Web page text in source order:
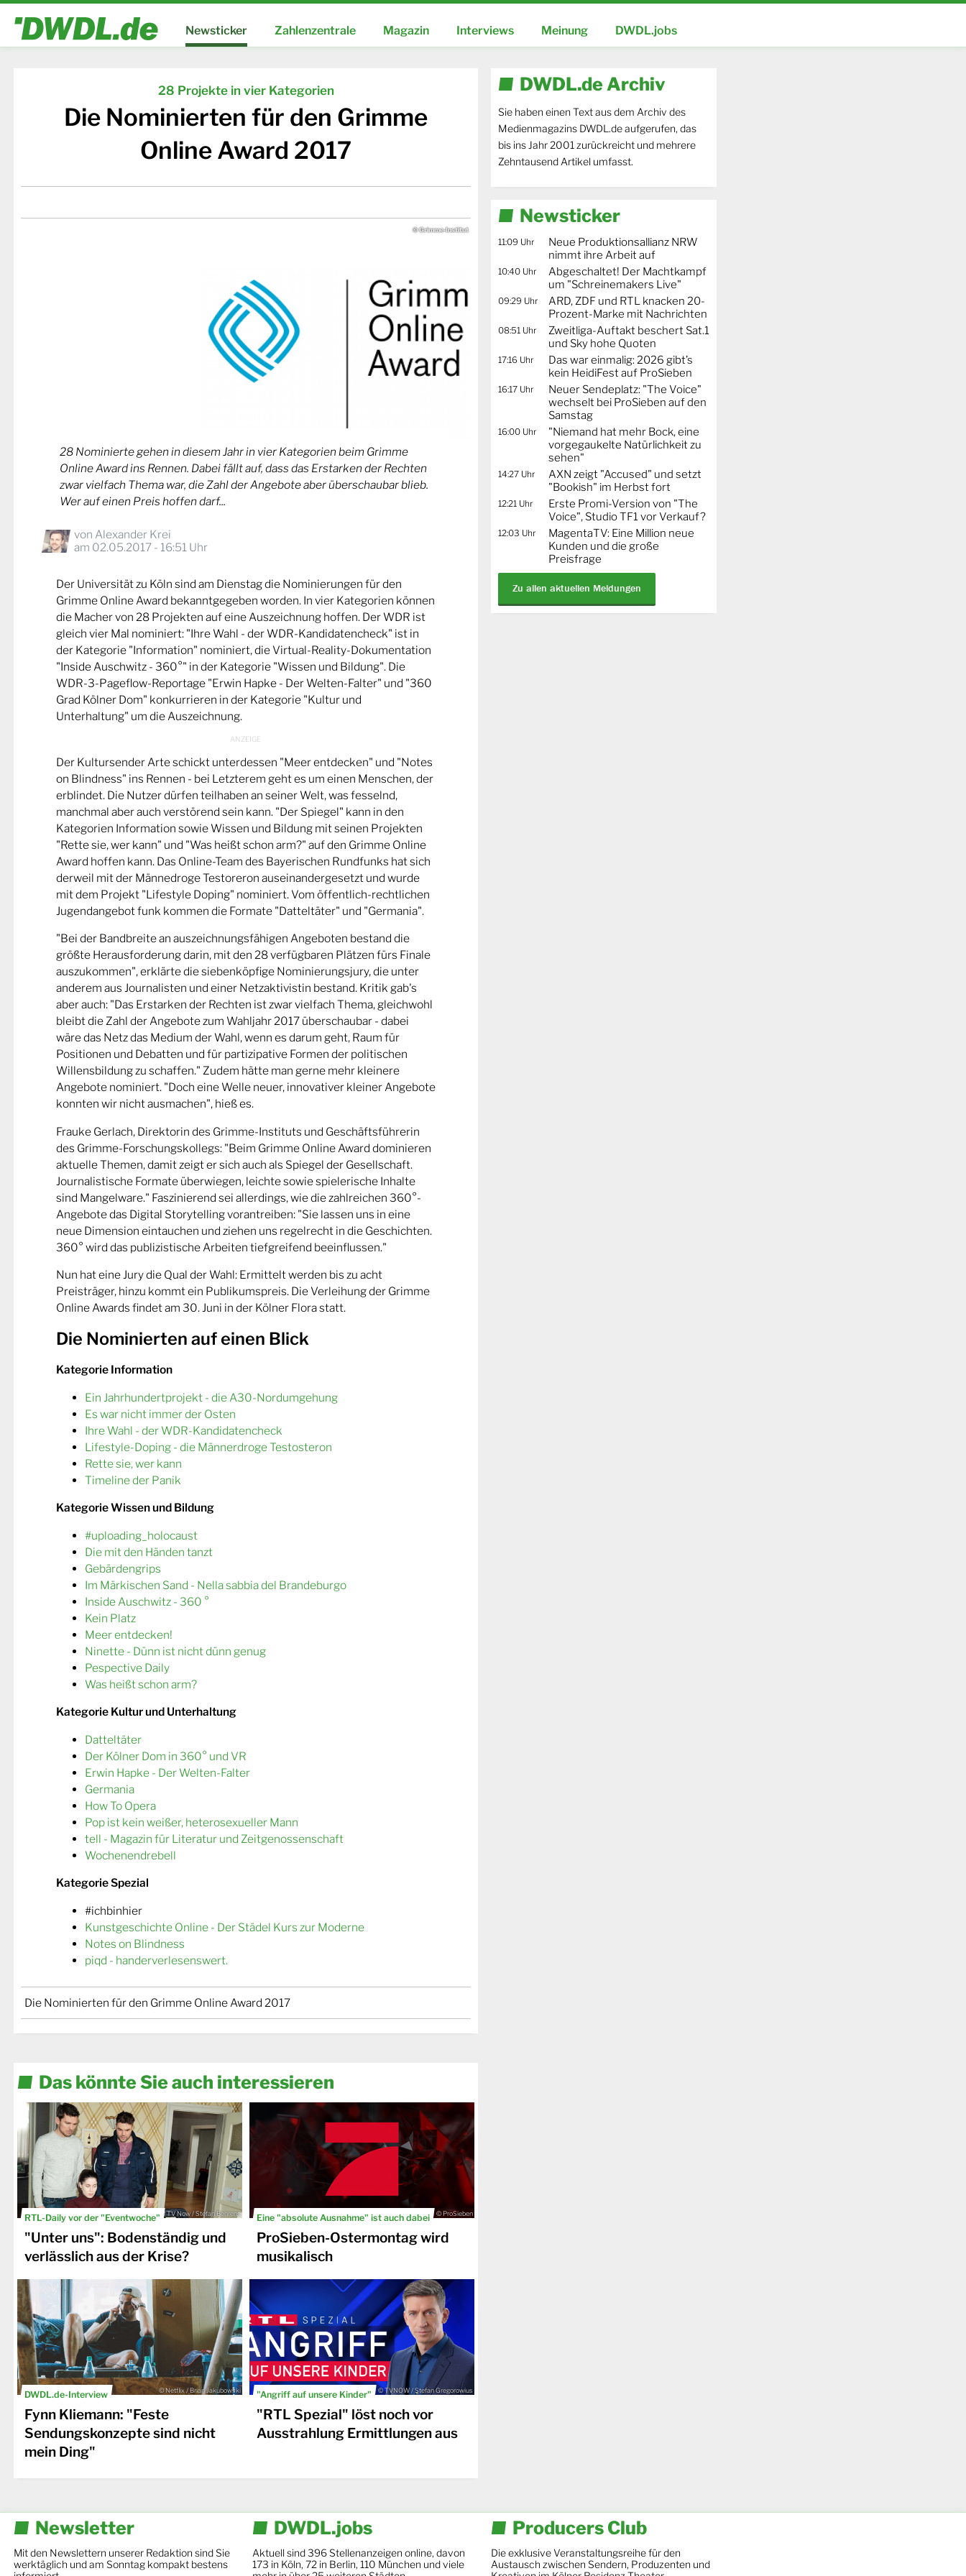
Newsticker Zahlenzentrale Magazin Interviews Meinung DWDL.jobs
28 Projekte in vier Kategorien
Die Nominierten für den Grimme
Online Award 2017
© Grimme-Institut
28 Nominierte gehen in diesem Jahr in vier Kategorien beim Grimme
Online Award ins Rennen. Dabei fällt auf, dass das Erstarken der Rechten
zwar vielfach Thema war, die Zahl der Angebote aber überschaubar blieb.
Wer auf einen Preis hoffen darf...
von Alexander Krei
am 02.05.2017 - 16:51 Uhr
Der Universität zu Köln sind am Dienstag die Nominierungen für den
Grimme Online Award bekanntgegeben worden. In vier Kategorien können
die Macher von 28 Projekten auf eine Auszeichnung hoffen. Der WDR ist
gleich vier Mal nominiert: "Ihre Wahl - der WDR-Kandidatencheck" ist in
der Kategorie "Information" nominiert, die Virtual-Reality-Dokumentation
"Inside Auschwitz - 360°" in der Kategorie "Wissen und Bildung". Die
WDR-3-Pageflow-Reportage "Erwin Hapke - Der Welten-Falter" und "360
Grad Kölner Dom" konkurrieren in der Kategorie "Kultur und
Unterhaltung" um die Auszeichnung.
Der Kultursender Arte schickt unterdessen "Meer entdecken" und "Notes
on Blindness" ins Rennen - bei Letzterem geht es um einen Menschen, der
erblindet. Die Nutzer dürfen teilhaben an seiner Welt, was fesselnd,
manchmal aber auch verstörend sein kann. "Der Spiegel" kann in den
Kategorien Information sowie Wissen und Bildung mit seinen Projekten
"Rette sie, wer kann" und "Was heißt schon arm?" auf den Grimme Online
Award hoffen kann. Das Online-Team des Bayerischen Rundfunks hat sich
derweil mit der Männedroge Testoreron auseinandergesetzt und wurde
mit dem Projekt "Lifestyle Doping" nominiert. Vom öffentlich-rechtlichen
Jugendangebot funk kommen die Formate "Datteltäter" und "Germania".
"Bei der Bandbreite an auszeichnungsfähigen Angeboten bestand die
größte Herausforderung darin, mit den 28 verfügbaren Plätzen fürs Finale
auszukommen", erklärte die siebenköpfige Nominierungsjury, die unter
anderem aus Journalisten und einer Netzaktivistin bestand. Kritik gab's
aber auch: "Das Erstarken der Rechten ist zwar vielfach Thema, gleichwohl
bleibt die Zahl der Angebote zum Wahljahr 2017 überschaubar - dabei
wäre das Netz das Medium der Wahl, wenn es darum geht, Raum für
Positionen und Debatten und für partizipative Formen der politischen
Willensbildung zu schaffen." Zudem hätte man gerne mehr kleinere
Angebote nominiert. "Doch eine Welle neuer, innovativer kleiner Angebote
konnten wir nicht ausmachen", hieß es.
Frauke Gerlach, Direktorin des Grimme-Instituts und Geschäftsführerin
des Grimme-Forschungskollegs: "Beim Grimme Online Award dominieren
aktuelle Themen, damit zeigt er sich auch als Spiegel der Gesellschaft.
Journalistische Formate überwiegen, leichte sowie spielerische Inhalte
sind Mangelware." Faszinierend sei allerdings, wie die zahlreichen 360°-
Angebote das Digital Storytelling vorantreiben: "Sie lassen uns in eine
neue Dimension eintauchen und ziehen uns regelrecht in die Geschichten.
360° wird das publizistische Arbeiten tiefgreifend beeinflussen."
Nun hat eine Jury die Qual der Wahl: Ermittelt werden bis zu acht
Preisträger, hinzu kommt ein Publikumspreis. Die Verleihung der Grimme
Online Awards findet am 30. Juni in der Kölner Flora statt.
Die Nominierten auf einen Blick
Kategorie Information
Ein Jahrhundertprojekt - die A30-Nordumgehung
Es war nicht immer der Osten
Ihre Wahl - der WDR-Kandidatencheck
Lifestyle-Doping - die Männerdroge Testosteron
Rette sie, wer kann
Timeline der Panik
Kategorie Wissen und Bildung
#uploading_holocaust
Die mit den Händen tanzt
Gebärdengrips
Im Märkischen Sand - Nella sabbia del Brandeburgo
Inside Auschwitz - 360 °
Kein Platz
Meer entdecken!
Ninette - Dünn ist nicht dünn genug
Pespective Daily
Was heißt schon arm?
Kategorie Kultur und Unterhaltung
Datteltäter
Der Kölner Dom in 360° und VR
Erwin Hapke - Der Welten-Falter
Germania
How To Opera
Pop ist kein weißer, heterosexueller Mann
tell - Magazin für Literatur und Zeitgenossenschaft
Wochenendrebell
Kategorie Spezial
#ichbinhier
Kunstgeschichte Online - Der Städel Kurs zur Moderne
Notes on Blindness
piqd - handerverlesenswert.
Die Nominierten für den Grimme Online Award 2017
Das könnte Sie auch interessieren
RTL-Daily vor der "Eventwoche" © TV Now / Stefan Behrens
"Unter uns": Bodenständig und
verlässlich aus der Krise?
Eine "absolute Ausnahme" ist auch dabei © ProSieben
ProSieben-Ostermontag wird
musikalisch
DWDL.de-Interview © Netflix / Brian Jakubowski
Fynn Kliemann: "Feste
Sendungskonzepte sind nicht
mein Ding"
"Angriff auf unsere Kinder" © TVNOW / Stefan Gregorowius
"RTL Spezial" löst noch vor
Ausstrahlung Ermittlungen aus
DWDL.de Archiv
Sie haben einen Text aus dem Archiv des
Medienmagazins DWDL.de aufgerufen, das
bis ins Jahr 2001 zurückreicht und mehrere
Zehntausend Artikel umfasst.
Newsticker
11:09 Uhr
Neue Produktionsallianz NRW
nimmt ihre Arbeit auf
10:40 Uhr
Abgeschaltet! Der Machtkampf
um "Schreinemakers Live"
09:29 Uhr
ARD, ZDF und RTL knacken 20-
Prozent-Marke mit Nachrichten
08:51 Uhr
Zweitliga-Auftakt beschert Sat.1
und Sky hohe Quoten
17:16 Uhr
Das war einmalig: 2026 gibt’s
kein HeidiFest auf ProSieben
16:17 Uhr
Neuer Sendeplatz: "The Voice"
wechselt bei ProSieben auf den
Samstag
16:00 Uhr
"Niemand hat mehr Bock, eine
vorgegaukelte Natürlichkeit zu
sehen"
14:27 Uhr
AXN zeigt "Accused" und setzt
"Bookish" im Herbst fort
12:21 Uhr
Erste Promi-Version von "The
Voice", Studio TF1 vor Verkauf?
12:03 Uhr
MagentaTV: Eine Million neue
Kunden und die große
Preisfrage
Zu allen aktuellen Meldungen
Newsletter
Mit den Newslettern unserer Redaktion sind Sie
werktäglich und am Sonntag kompakt bestens
DWDL.jobs
Aktuell sind 396 Stellenanzeigen online, davon
173 in Köln, 72 in Berlin, 110 München und viele
Producers Club
Die exklusive Veranstaltungsreihe für den
Austausch zwischen Sendern, Produzenten und